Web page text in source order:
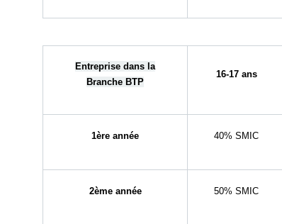
Entreprise dans la
Branche BTP
16-17 ans
1ère année 40% SMIC
2ème année 50% SMIC